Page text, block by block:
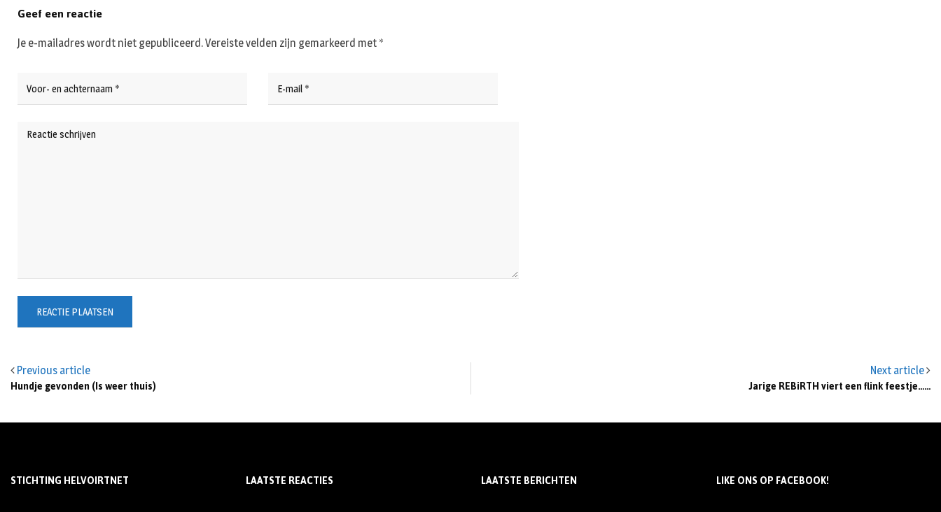
Previous article
Hundje gevonden (Is weer thuis)
Next article
Jarige REBiRTH viert een flink feestje……
Geef een reactie
Je e-mailadres wordt niet gepubliceerd.Vereiste velden zijn gemarkeerd met *
STICHTING HELVOIRTNET LAATSTE REACTIES LAATSTE BERICHTEN LIKE ONS OP FACEBOOK!